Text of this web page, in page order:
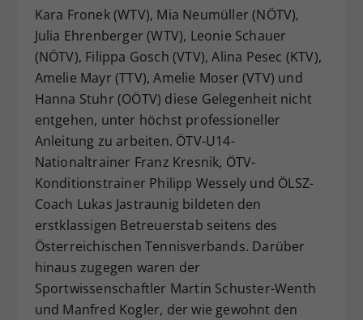
Kara Fronek (WTV), Mia Neumüller (NÖTV),
Julia Ehrenberger (WTV), Leonie Schauer
(NÖTV), Filippa Gosch (VTV), Alina Pesec (KTV),
Amelie Mayr (TTV), Amelie Moser (VTV) und
Hanna Stuhr (OÖTV) diese Gelegenheit nicht
entgehen, unter höchst professioneller
Anleitung zu arbeiten. ÖTV-U14-
Nationaltrainer Franz Kresnik, ÖTV-
Konditionstrainer Philipp Wessely und ÖLSZ-
Coach Lukas Jastraunig bildeten den
erstklassigen Betreuerstab seitens des
Österreichischen Tennisverbands. Darüber
hinaus zugegen waren der
Sportwissenschaftler Martin Schuster-Wenth
und Manfred Kogler, der wie gewohnt den